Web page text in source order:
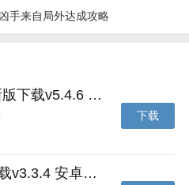
手来自局外达成攻略
小小优酷最新版下载v5.4.6 安卓官方版
下载
艺图语app下载v3.3.4 安卓免费版